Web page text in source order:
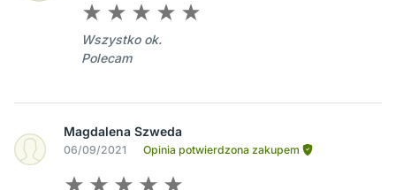
Wszystko ok.
Polecam
Magdalena Szweda
06/09/2021 Opinia potwierdzona zakupem